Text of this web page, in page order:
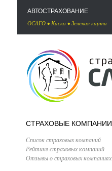
АВТОСТРАХОВАНИЕ
ОСАГО • Каско • Зеленая карта
СТРАХОВЫЕ КОМПАНИИ
Список страховых компаний
Рейтинг страховых компаний
Отзывы о страховых компаниях